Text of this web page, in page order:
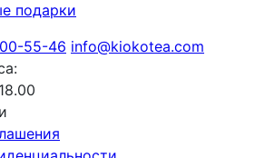
подарки
55-46 info@kiokotea.com